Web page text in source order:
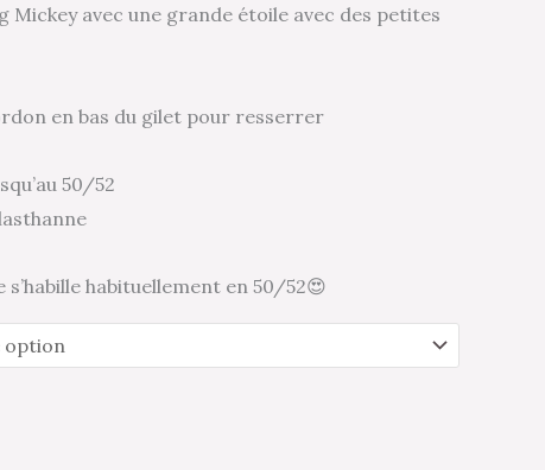
Mickey avec une grande étoile avec des petites
en bas du gilet pour resserrer
50/52
s’habille habituellement en 50/52😍